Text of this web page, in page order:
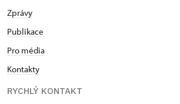
Zprávy
Publikace
Pro média
Kontakty
RYCHLÝ KONTAKT